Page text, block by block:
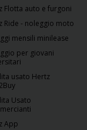
Flotta auto e furgoni
Ride - noleggio moto
mensili minilease
per giovani
usato Hertz
Usato
App